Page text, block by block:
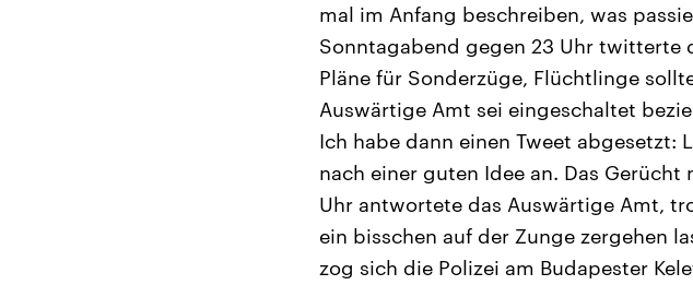
mal im Anfang beschreiben, was
Sonntagabend gegen 23 Uhr twitterte
Pläne für Sonderzüge, Flüchtlinge
Auswärtige Amt sei eingeschaltet
Ich habe dann einen Tweet
nach einer guten Idee an. Das Gerücht
Uhr antwortete das Auswärtige Amt,
ein bisschen auf der Zunge zergehen
zog sich die Polizei am Budapester